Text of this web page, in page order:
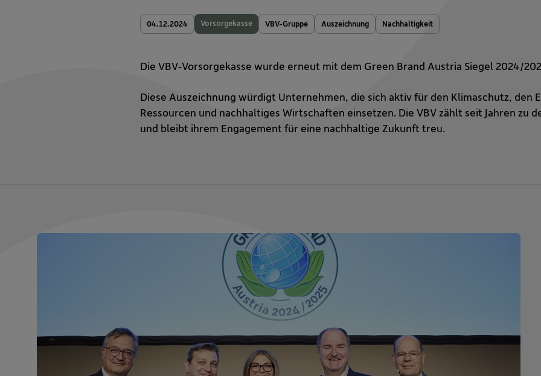
04.12.2024 Vorsorgekasse VBV-Gruppe Auszeichnung Nachhaltigkeit
Die VBV-Vorsorgekasse wurde erneut mit dem Green Brand Austria Siegel 2024/
Diese Auszeichnung würdigt Unternehmen, die sich aktiv für den Klimaschutz, den
Ressourcen und nachhaltiges Wirtschaften einsetzen. Die VBV zählt seit Jahren zu
und bleibt ihrem Engagement für eine nachhaltige Zukunft treu.